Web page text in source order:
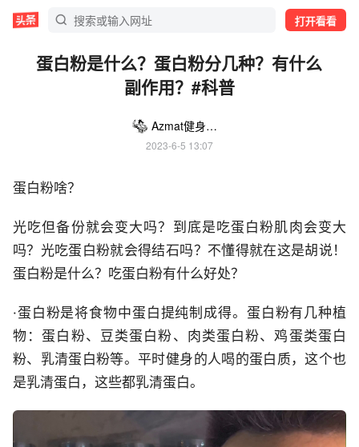
打开看看
蛋白粉是什么？蛋白粉分几种？有什么
副作用？#科普
Azmat健身干货
2023-6-5 13:07
蛋白粉啥？
光吃但备份就会变大吗？到底是吃蛋白粉肌肉会变大
吗？光吃蛋白粉就会得结石吗？不懂得就在这是胡说！
蛋白粉是什么？吃蛋白粉有什么好处？
·蛋白粉是将食物中蛋白提纯制成得。蛋白粉有几种植
物：蛋白粉、豆类蛋白粉、肉类蛋白粉、鸡蛋类蛋白
粉、乳清蛋白粉等。平时健身的人喝的蛋白质，这个也
是乳清蛋白，这些都乳清蛋白。